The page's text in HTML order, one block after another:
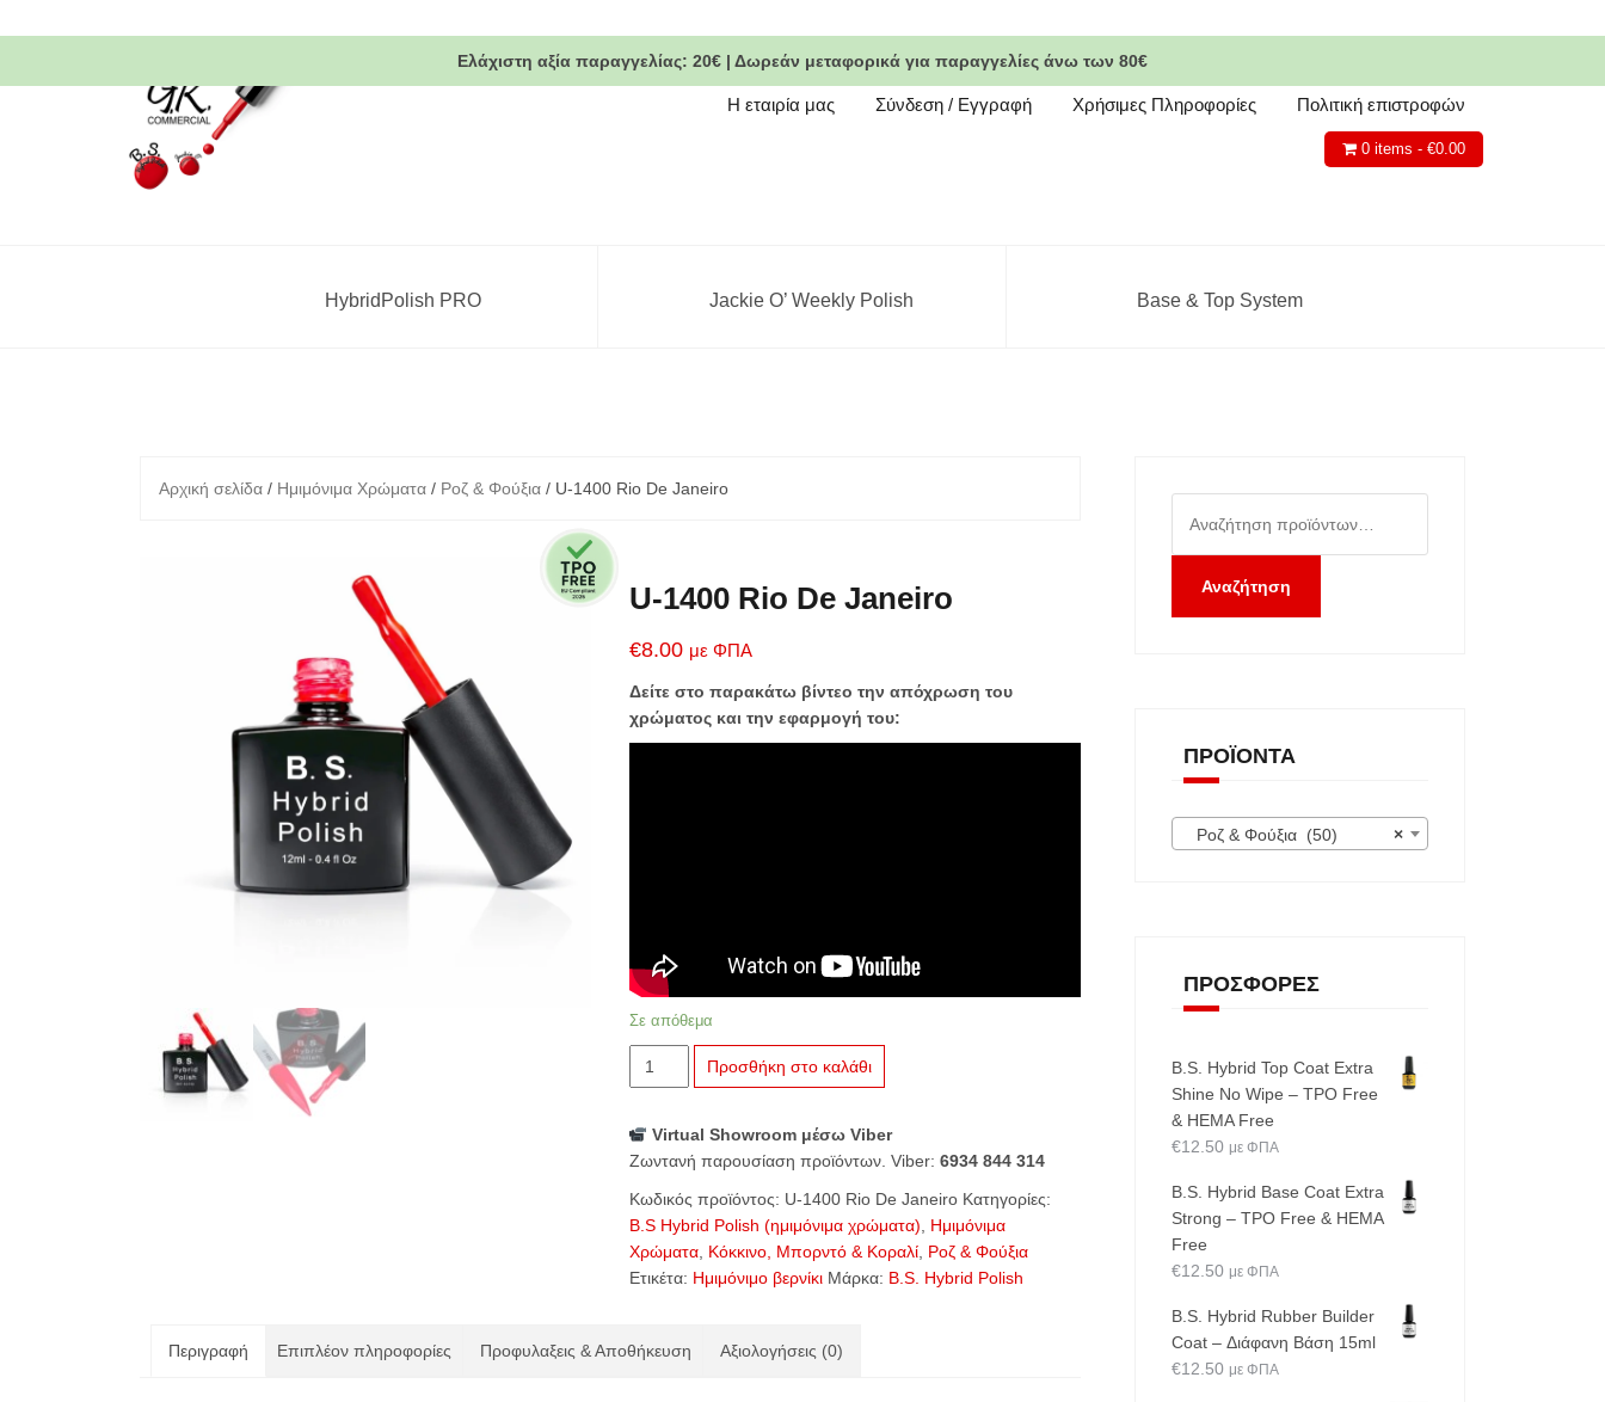
to
Ελάχιστη αξία παραγγελίας: 20€ | Δωρεάν μεταφορικά για παραγγελίες άνω των 80€
Η εταιρία μας Σύνδεση / Εγγραφή Χρήσιμες Πληροφορίες Πολιτική επιστροφών
0 items - €0.00
HybridPolish PRO Jackie O’ Weekly Polish Base & Top System
Αρχική σελίδα / Ημιμόνιμα Χρώματα / Ροζ & Φούξια / U-1400 Rio De Janeiro
U-1400 Rio De Janeiro
€8.00 με ΦΠΑ
Δείτε στο παρακάτω βίντεο την απόχρωση του
χρώματος και την εφαρμογή του:
Σε απόθεμα
1400
De
Janeiro
Προσθήκη στο καλάθι
Virtual Showroom μέσω Viber
Ζωντανή παρουσίαση προϊόντων. Viber: 6934 844 314
Κωδικός προϊόντος: U-1400 Rio De Janeiro Κατηγορίες:
B.S Hybrid Polish (ημιμόνιμα χρώματα)
Ημιμόνιμα
Χρώματα, Κόκκινο, Μπορντό & Κοραλί, Ροζ & Φούξια
Ετικέτα: Ημιμόνιμο βερνίκι Μάρκα: B.S. Hybrid Polish
Περιγραφή Επιπλέον πληροφορίες Προφυλαξεις & Αποθήκευση Αξιολογήσεις (0)
για:
Αναζήτηση
ΠΡΟΪΌΝΤΑ
×
Ροζ & Φούξια (50)
ΠΡΟΣΦΟΡΈΣ
B.S. Hybrid Top Coat Extra
Shine No Wipe – TPO Free
& HEMA Free
€12.50 με ΦΠΑ
B.S. Hybrid Base Coat Extra
Strong – TPO Free & HEMA
Free
€12.50 με ΦΠΑ
B.S. Hybrid Rubber Builder
Coat – Διάφανη Βάση 15ml
€12.50 με ΦΠΑ